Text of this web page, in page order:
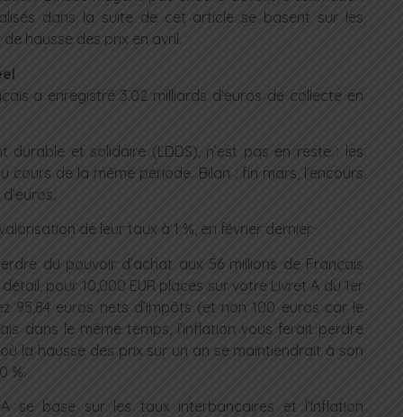
dans la suite de cet article se basent sur les
hausse des prix en avril.
a enregistré 3.02 milliards d’euros de collecte en
et solidaire (LDDS), n’est pas en reste : les
cours de la même période. Bilan : fin mars, l’encours
de leur taux à 1 %, en février dernier.
du pouvoir d’achat aux 56 millions de Français
pour 10,000 EUR placés sur votre Livret A du 1er
95,84 euros nets d’impôts (et non 100 euros car le
dans le même temps, l’inflation vous ferait perdre
la hausse des prix sur un an se maintiendrait à son
%.
base sur les taux interbancaires et l’Inflation